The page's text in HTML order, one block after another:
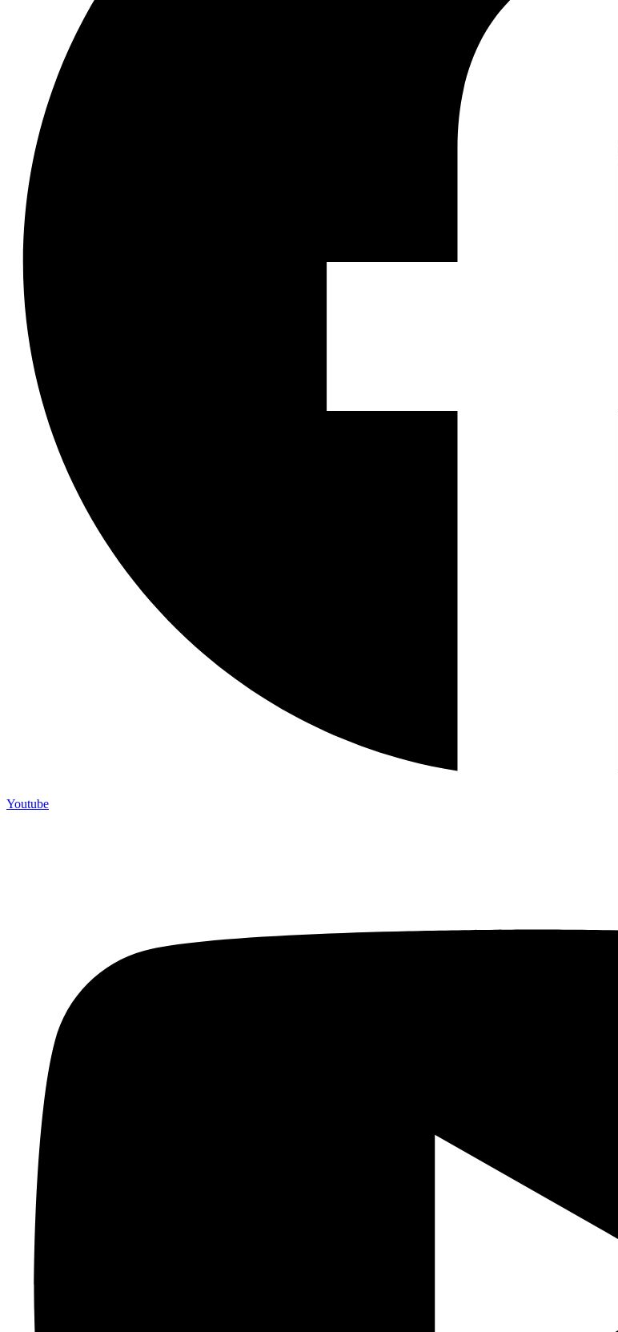
Youtube